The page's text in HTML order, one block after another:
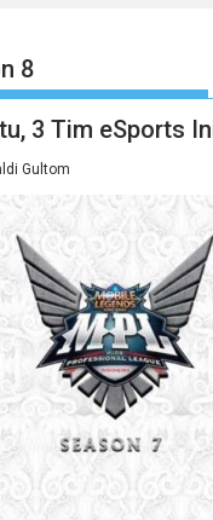
8
3 Tim eSports
Gultom